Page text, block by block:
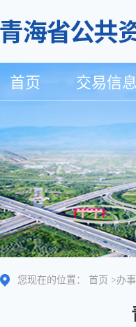
首页 交易信息
您现在的位置： 首页 >办